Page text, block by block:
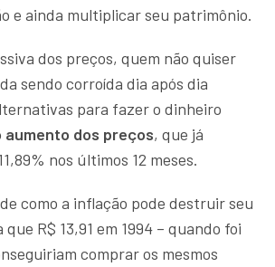
e ainda multiplicar seu patrimônio.
dos preços, quem não quiser
sendo corroída dia após dia
para fazer o dinheiro
aumento dos preços, que já
nos últimos 12 meses.
como a inflação pode destruir seu
R$ 13,91 em 1994 – quando foi
comprar os mesmos